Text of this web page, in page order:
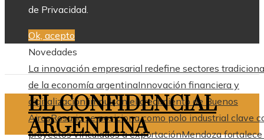
de Privacidad.
Ok, acepto
Novedades
La innovación empresarial redefine sectores
de la economía argentinaInnovación financiera y
digitalización impulsan el crecimiento de Buenos
AiresRosario se posiciona como polo industrial clave
proyectos vinculados a exportaciónMendoza fortalece
EL CONFIDENCIAL
ARGENTINA